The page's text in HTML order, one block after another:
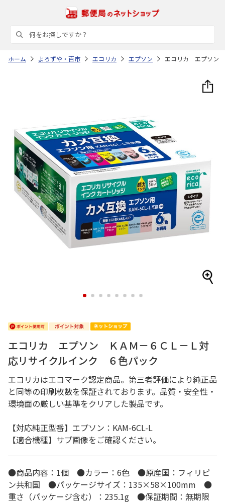
ホーム よろずや・百市 エコリカ エプソン エコリカ エプソン
1 2 3 4 5 6 7 8
エコリカ エプソン ＫＡＭ－６ＣＬ－Ｌ対
応リサイクルインク ６色パック
エコリカはエコマーク認定商品。第三者評価により純正品
と同等の印刷枚数を保証されております。品質・安全性・
環境面の厳しい基準をクリアした製品です。
【対応純正型番】エプソン：KAM-6CL-L
【適合機種】サブ画像をご確認ください。
●商品内容：1個 ●カラー：6色 ●原産国：フィリピ
ン共和国 ●パッケージサイズ：135×58×100mm ●
重さ（パッケージ含む）：235.1g ●保証期間：無期限